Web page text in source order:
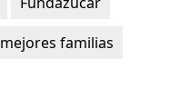
mejores familias